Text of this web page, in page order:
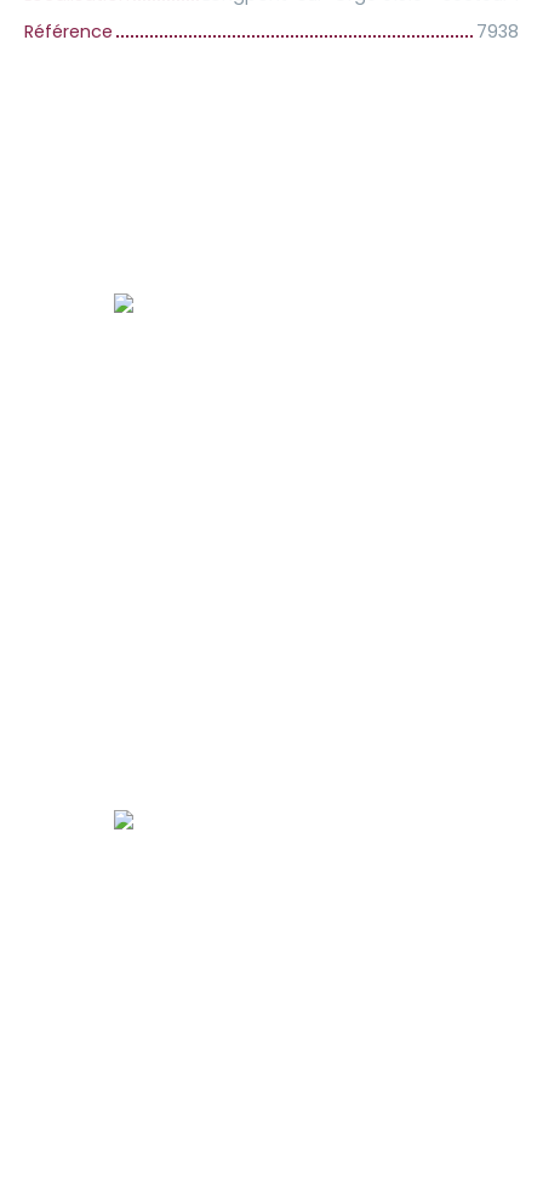
Référence
7938